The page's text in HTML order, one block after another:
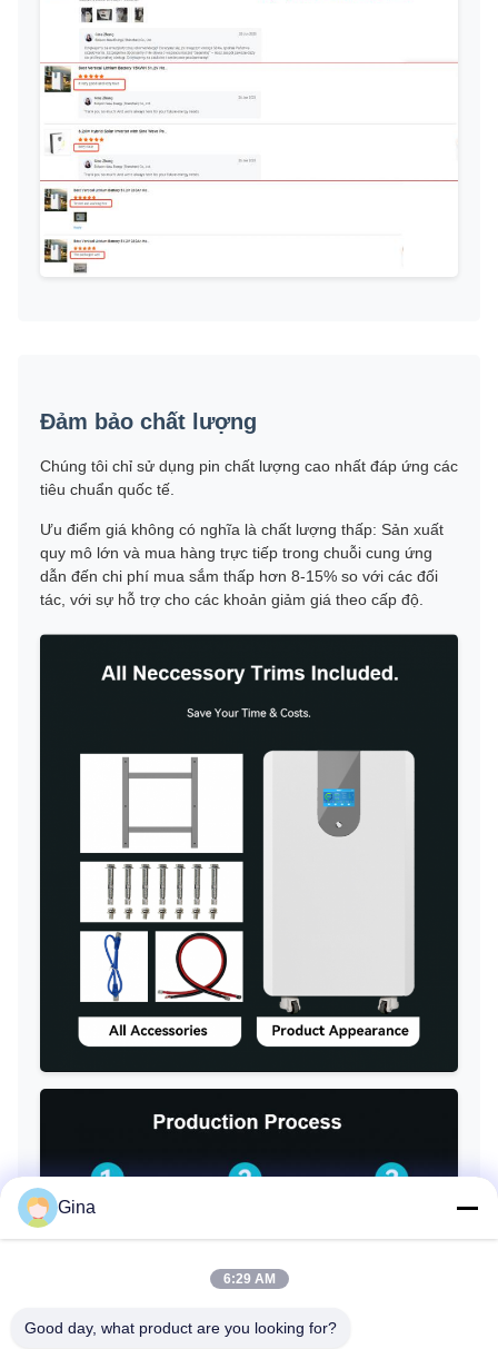
Đảm bảo chất lượng
Chúng tôi chỉ sử dụng pin chất lượng cao nhất đáp ứng các
tiêu chuẩn quốc tế.
Ưu điểm giá không có nghĩa là chất lượng thấp: Sản xuất
quy mô lớn và mua hàng trực tiếp trong chuỗi cung ứng
dẫn đến chi phí mua sắm thấp hơn 8-15% so với các đối
tác, với sự hỗ trợ cho các khoản giảm giá theo cấp độ.
Gina
6:29 AM
Good day, what product are you looking for?